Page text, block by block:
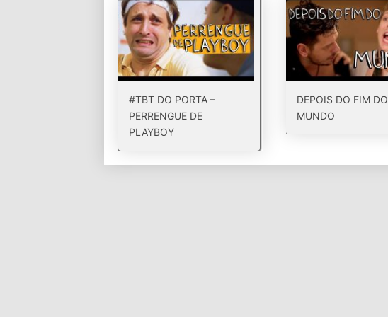
#TBT DO PORTA –
PERRENGUE DE
PLAYBOY
DEPOIS DO FIM DO
MUNDO